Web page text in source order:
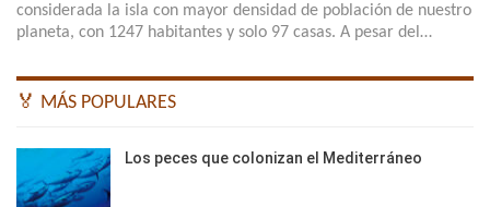
considerada la isla con mayor densidad de población de nuestro
planeta, con 1247 habitantes y solo 97 casas. A pesar del…
🏅 MÁS POPULARES
Los peces que colonizan el Mediterráneo